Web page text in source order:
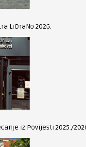
LiDraNo 2026.
iz Povijesti 2025./